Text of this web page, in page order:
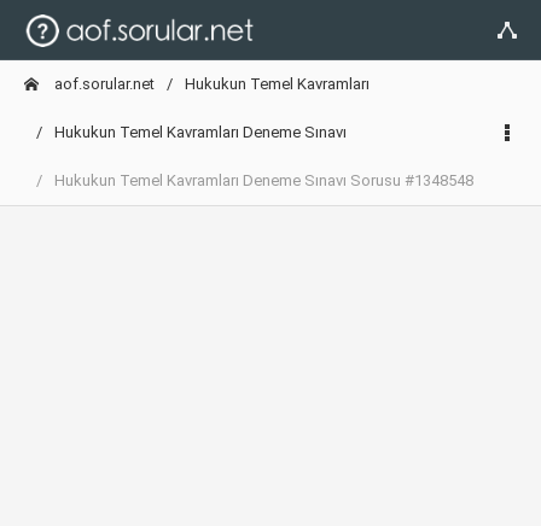
aof.sorular.net Hukukun Temel Kavramları
Hukukun Temel Kavramları Deneme Sınavı
Hukukun Temel Kavramları Deneme Sınavı Sorusu #1348548